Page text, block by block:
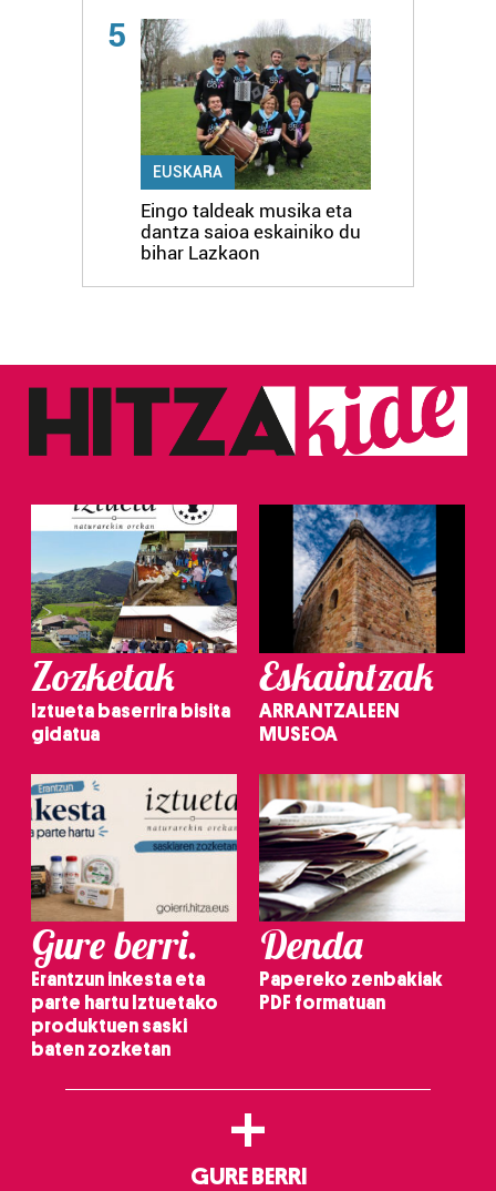
5
EUSKARA
Eingo taldeak musika eta
dantza saioa eskainiko du
bihar Lazkaon
Zozketak
Iztueta baserrira bisita
gidatua
Eskaintzak
ARRANTZALEEN
MUSEOA
Gure berri.
Erantzun inkesta eta
parte hartu Iztuetako
produktuen saski
baten zozketan
Denda
Papereko zenbakiak
PDF formatuan
+
GURE BERRI